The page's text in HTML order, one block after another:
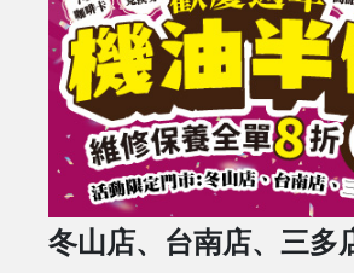
冬山店、台南店、三多